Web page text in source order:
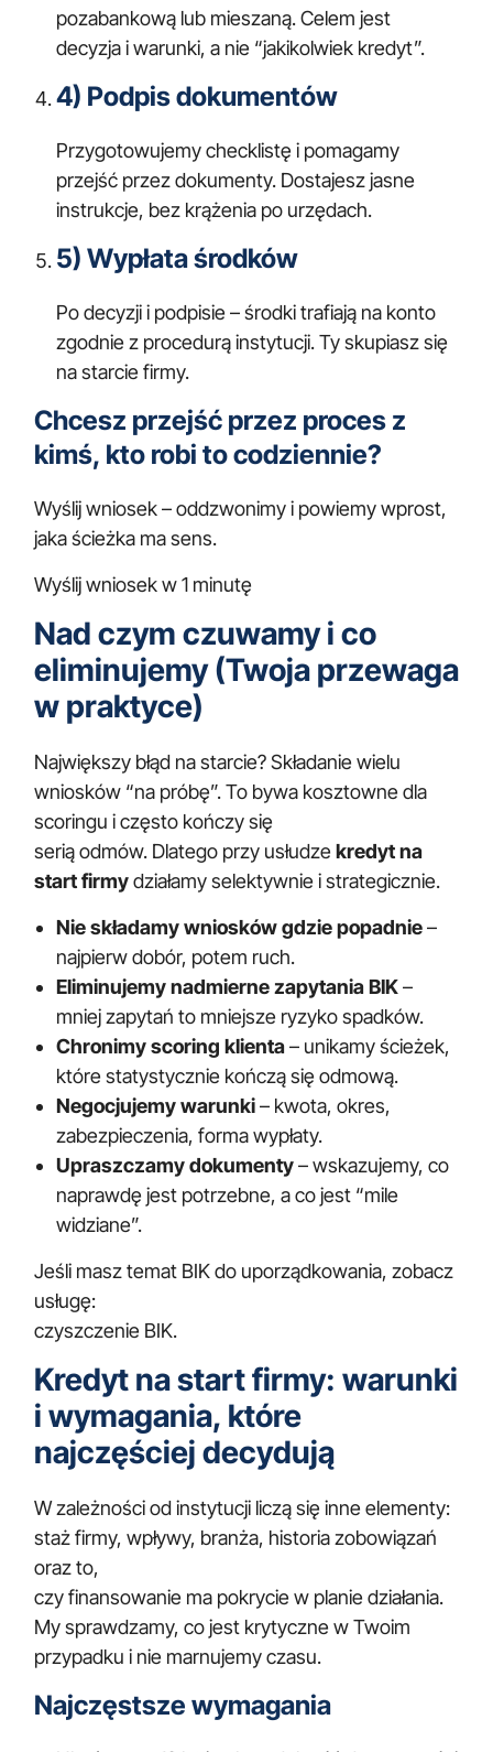
pozabankową lub mieszaną. Celem jest
decyzja i warunki, a nie “jakikolwiek kredyt”.
4) Podpis dokumentów
Przygotowujemy checklistę i pomagamy
przejść przez dokumenty. Dostajesz jasne
instrukcje, bez krążenia po urzędach.
5) Wypłata środków
Po decyzji i podpisie – środki trafiają na konto
zgodnie z procedurą instytucji. Ty skupiasz się
na starcie firmy.
Chcesz przejść przez proces z
kimś, kto robi to codziennie?
Wyślij wniosek – oddzwonimy i powiemy wprost,
jaka ścieżka ma sens.
Wyślij wniosek w 1 minutę
Nad czym czuwamy i co
eliminujemy (Twoja przewaga
w praktyce)
Największy błąd na starcie? Składanie wielu
wniosków “na próbę”. To bywa kosztowne dla
scoringu i często kończy się
serią odmów. Dlatego przy usłudze kredyt na
start firmydziałamy selektywnie i strategicznie.
Nie składamy wniosków gdzie popadnie–
najpierw dobór, potem ruch.
Eliminujemy nadmierne zapytania BIK–
mniej zapytań to mniejsze ryzyko spadków.
Chronimy scoring klienta– unikamy ścieżek,
które statystycznie kończą się odmową.
Negocjujemy warunki– kwota, okres,
zabezpieczenia, forma wypłaty.
Upraszczamy dokumenty– wskazujemy, co
naprawdę jest potrzebne, a co jest “mile
widziane”.
Jeśli masz temat BIK do uporządkowania, zobacz
usługę:
czyszczenie BIK.
Kredyt na start firmy: warunki
i wymagania, które
najczęściej decydują
W zależności od instytucji liczą się inne elementy:
staż firmy, wpływy, branża, historia zobowiązań
oraz to,
czy finansowanie ma pokrycie w planie działania.
My sprawdzamy, co jest krytyczne w Twoim
przypadku i nie marnujemy czasu.
Najczęstsze wymagania